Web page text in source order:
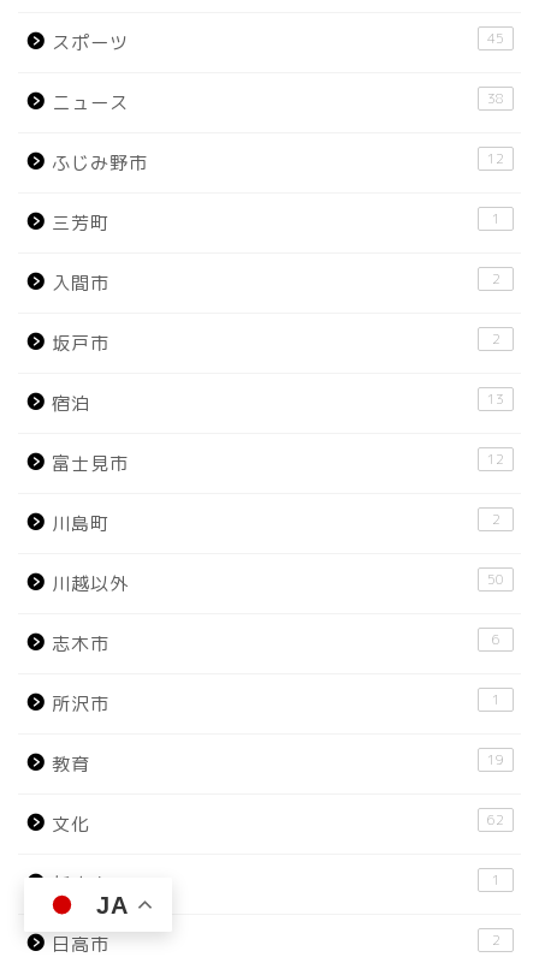
スポーツ 45
ニュース 38
ふじみ野市 12
三芳町 1
入間市 2
坂戸市 2
宿泊 13
富士見市 12
川島町 2
川越以外 50
志木市 6
所沢市 1
教育 19
文化 62
新座市 1
日高市 2
JA